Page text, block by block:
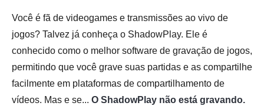
Você é fã de videogames e transmissões ao vivo de
jogos? Talvez já conheça o ShadowPlay. Ele é
conhecido como o melhor software de gravação de jogos,
permitindo que você grave suas partidas e as compartilhe
facilmente em plataformas de compartilhamento de
vídeos. Mas e se... O ShadowPlay não está gravando.